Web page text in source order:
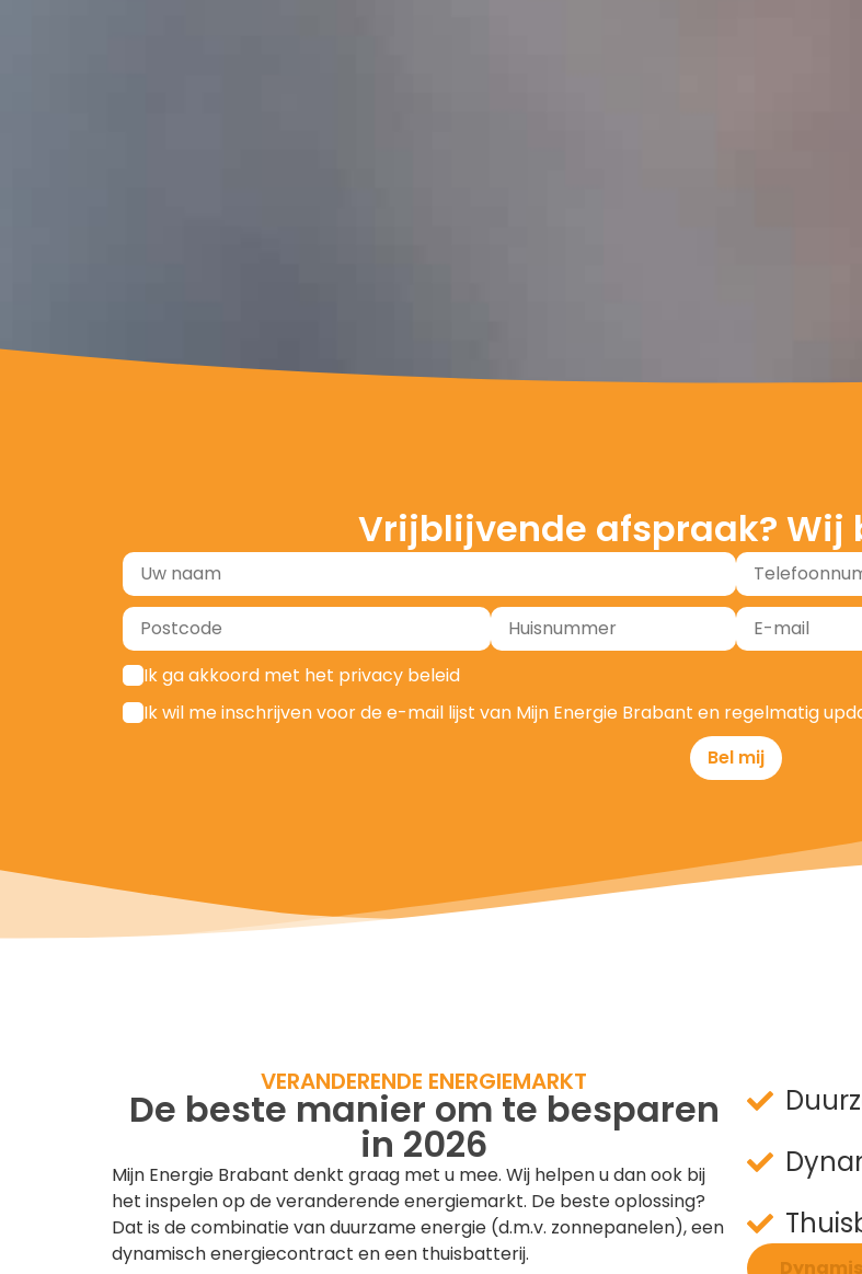
Mijn Energie Brabant biedt installatieservice voor
Meer informatie
Vrijblijvende afspraak? Wij
Ik ga akkoord met het privacy beleid
Ik wil me inschrijven voor de e-mail lijst van Mijn Energie Brabant en regelmatig
Bel mij
VERANDERENDE ENERGIEMARKT
De beste manier om te besparen
in 2026
Mijn Energie Brabant denkt graag met u mee. Wij helpen u dan ook bij
het inspelen op de veranderende energiemarkt. De beste oplossing?
Dat is de combinatie van duurzame energie (d.m.v. zonnepanelen), een
dynamisch energiecontract en een thuisbatterij.